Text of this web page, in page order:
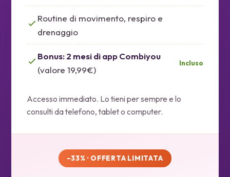
Routine di movimento, respiro e
drenaggio
Bonus: 2 mesi di app Combiyou
(valore 19,99€)
Incluso
Accesso immediato. Lo tieni per sempre e lo
consulti da telefono, tablet o computer.
−33% · OFFERTA LIMITATA